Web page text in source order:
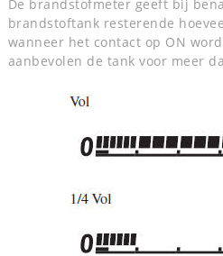
De brandstofmeter geeft bij
brandstoftank resterende
wanneer het contact op ON
aanbevolen de tank voor meer